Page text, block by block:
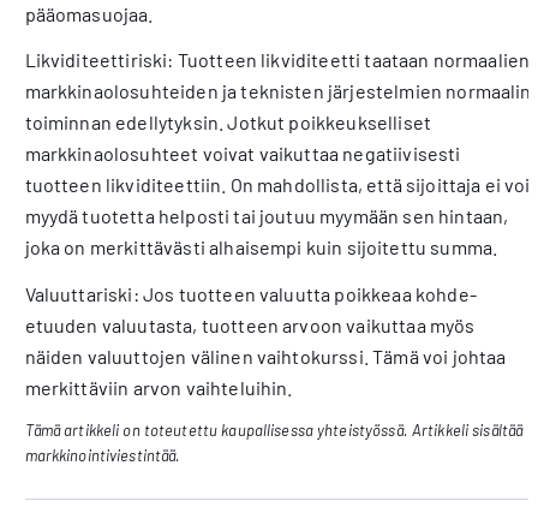
pääomasuojaa.
Likviditeettiriski: Tuotteen likviditeetti taataan normaalien
markkinaolosuhteiden ja teknisten järjestelmien normaalin
toiminnan edellytyksin. Jotkut poikkeukselliset
markkinaolosuhteet voivat vaikuttaa negatiivisesti
tuotteen likviditeettiin. On mahdollista, että sijoittaja ei voi
myydä tuotetta helposti tai joutuu myymään sen hintaan,
joka on merkittävästi alhaisempi kuin sijoitettu summa.
Valuuttariski: Jos tuotteen valuutta poikkeaa kohde-
etuuden valuutasta, tuotteen arvoon vaikuttaa myös
näiden valuuttojen välinen vaihtokurssi. Tämä voi johtaa
merkittäviin arvon vaihteluihin.
Tämä artikkeli on toteutettu kaupallisessa yhteistyössä. Artikkeli sisältää
markkinointiviestintää.